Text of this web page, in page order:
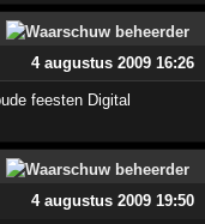
4 augustus 2009 16:26
feesten Digital
4 augustus 2009 19:50